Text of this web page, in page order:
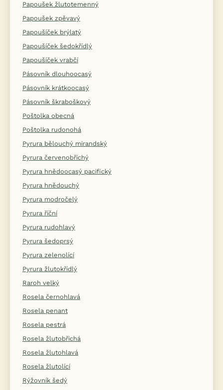
Papoušek žlutotemenný
Papoušek zpěvavý
Papoušíček brýlatý
Papoušíček šedokřídlý
Papoušíček vrabčí
Pásovník dlouhoocasý
Pásovník krátkoocasý
Pásovník škraboškový
Poštolka obecná
Poštolka rudonohá
Pyrura bělouchý mirandský
Pyrura červenobřichý
Pyrura hnědoocasý pacifický
Pyrura hnědouchý
Pyrura modročelý
Pyrura říční
Pyrura rudohlavý
Pyrura šedoprsý
Pyrura zelenolící
Pyrura žlutokřídlý
Raroh velký
Rosela černohlavá
Rosela penant
Rosela pestrá
Rosela žlutobřichá
Rosela žlutohlavá
Rosela žlutolící
Rýžovník šedý